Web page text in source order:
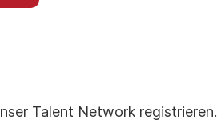
Talent Network registrieren.